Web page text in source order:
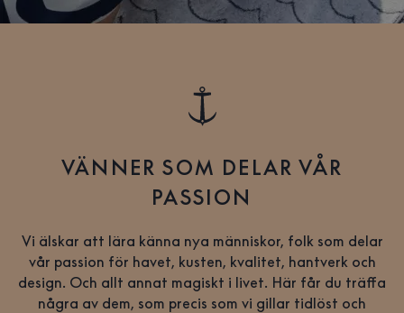
VÄNNER SOM DELAR VÅR
PASSION
Vi älskar att lära känna nya människor, folk som delar
vår passion för havet, kusten, kvalitet, hantverk och
design. Och allt annat magiskt i livet. Här får du träffa
några av dem, som precis som vi gillar tidlöst och